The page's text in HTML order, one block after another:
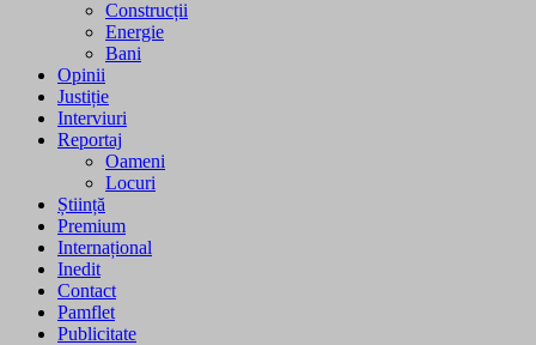
Construcții
Energie
Bani
Opinii
Justiție
Interviuri
Reportaj
Oameni
Locuri
Știință
Premium
Internațional
Inedit
Contact
Pamflet
Publicitate